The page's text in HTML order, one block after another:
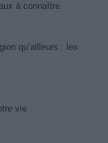
à connaître
qu’ailleurs : les
vie